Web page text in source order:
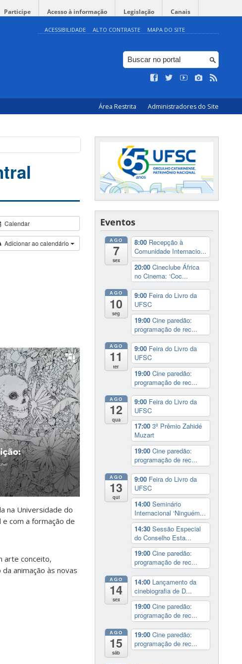
Participe Acesso à informação Legislação Canais
ACESSIBILIDADE ALTO CONTRASTE MAPA DO SITE
Área Restrita Administradores do Site
Calendar
Adicionar ao calendário
na Universidade do
e com a formação de
arte conceito,
animação às novas
Eventos
AGO
7
sex
8:00 Recepção à
Comunidade Internacio...
20:00 Cineclube África
no Cinema: ‘Coc...
AGO
10
seg
9:00 Feira do Livro da
UFSC
19:00 Cine paredão:
programação de rec...
AGO
11
ter
9:00 Feira do Livro da
UFSC
19:00 Cine paredão:
programação de rec...
AGO
12
qua
9:00 Feira do Livro da
UFSC
17:00 3º Prêmio Zahidé
Muzart
19:00 Cine paredão:
programação de rec...
AGO
13
qui
9:00 Feira do Livro da
UFSC
14:00 Seminário
Internacional ‘Ninguém...
14:30 Sessão Especial
do Conselho Esta...
19:00 Cine paredão:
programação de rec...
AGO
14
sex
14:00 Lançamento da
cinebiografia de D...
19:00 Cine paredão:
programação de rec...
AGO
15
sáb
19:00 Cine paredão:
programação de rec...